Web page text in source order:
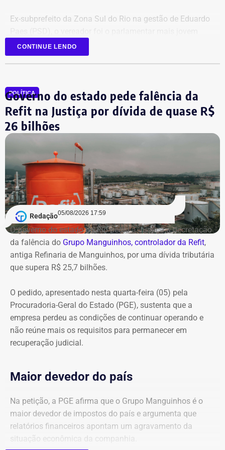
Ex-subprefeito da Zona Sul do Rio na gestão de Eduardo
eleito na última legislatura da Câmara e agora disputa,
pela primeira vez, o cargo de deputado estadual.
CONTINUE LENDO
POLÍTICA
Governo do estado pede falência da
Refit na Justiça por dívida de quase R$
26 bilhões
Redação05/08/2026 17:59
O governo do estado do Rio pediu à Justiça a decretação
da falência do Grupo Manguinhos, controlador da Refit,
antiga Refinaria de Manguinhos, por uma dívida tributária
que supera R$ 25,7 bilhões.
O pedido, apresentado nesta quarta-feira (05) pela
Procuradoria-Geral do Estado (PGE), sustenta que a
empresa perdeu as condições de continuar operando e
não reúne mais os requisitos para permanecer em
recuperação judicial.
Maior devedor do país
Na petição, a PGE afirma que o Grupo Manguinhos é o
maior devedor de impostos do país e argumenta que
relatórios financeiros apontam um agravamento da
situação econômica da companhia.